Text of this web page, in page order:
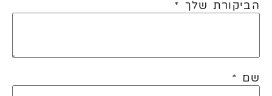
הביקורת שלך *
שם *